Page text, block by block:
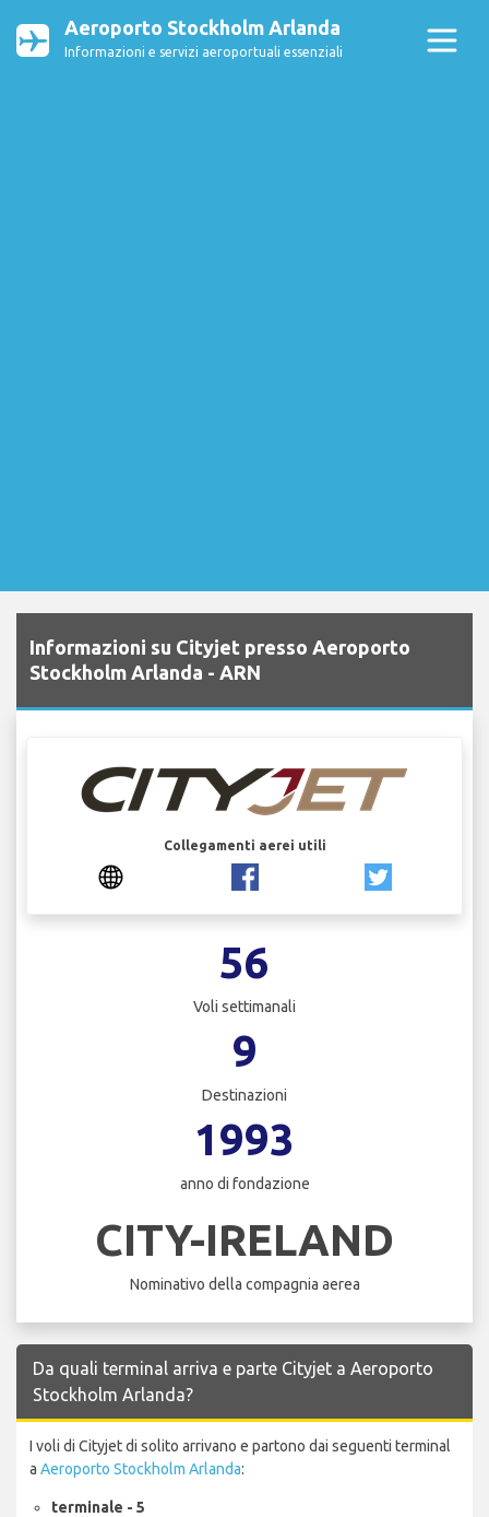
Aeroporto Stockholm Arlanda
Informazioni e servizi aeroportuali essenziali
Informazioni su Cityjet presso Aeroporto
Stockholm Arlanda - ARN
Collegamenti aerei utili
56
Voli settimanali
9
Destinazioni
1993
anno di fondazione
CITY-IRELAND
Nominativo della compagnia aerea
Da quali terminal arriva e parte Cityjet a Aeroporto
Stockholm Arlanda?
I voli di Cityjet di solito arrivano e partono dai seguenti terminal
a Aeroporto Stockholm Arlanda:
terminale - 5